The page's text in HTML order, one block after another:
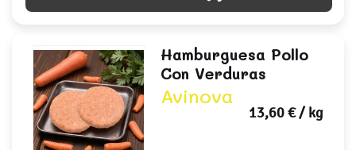
Hamburguesa Pollo
Con Verduras
Avinova
13,60 €/ kg